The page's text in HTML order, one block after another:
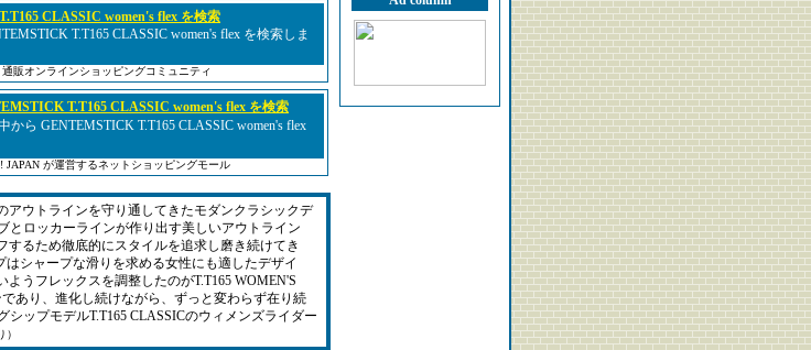
CLASSIC women's flex を検索
T.T165 CLASSIC women's flex を検索しま
販オンラインショッピングコミュニティ
T.T165 CLASSIC women's flex を検索
から GENTEMSTICK T.T165 CLASSIC women's flex
JAPAN が運営するネットショッピングモール
アウトラインを守り通してきたモダンクラシックデ
とロッカーラインが作り出す美しいアウトライン
するため徹底的にスタイルを追求し磨き続けてき
はシャープな滑りを求める女性にも適したデザイ
うフレックスを調整したのがT.T165 WOMEN'S
あり、進化し続けながら、ずっと変わらず在り続
シップモデルT.T165 CLASSICのウィメンズライダー
）